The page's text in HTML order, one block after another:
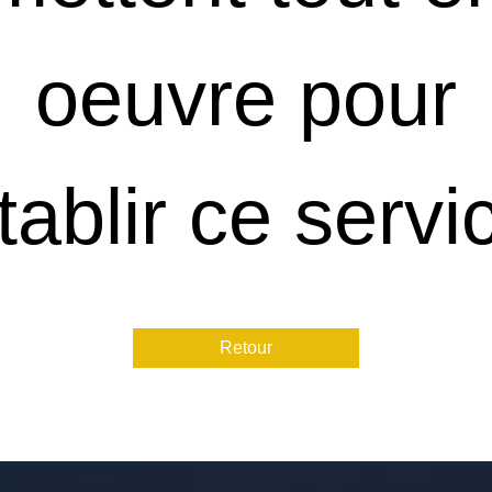
oeuvre pour
ce
Retour